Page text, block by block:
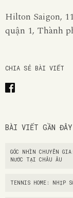
Hilton Saigon,
quận 1, Thành
CHIA SẺ BÀI VIẾT
BÀI VIẾT GẦN ĐÂY
GÓC NHÌN CHUYÊN
NƯỚC TẠI CHÂU ÂU
TENNIS HOME: NHỊP